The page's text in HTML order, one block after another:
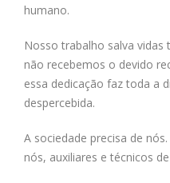
humano.
Nosso trabalho salva
não recebemos o devido
essa dedicação faz toda a
despercebida.
A sociedade precisa de
nós, auxiliares e técnicos